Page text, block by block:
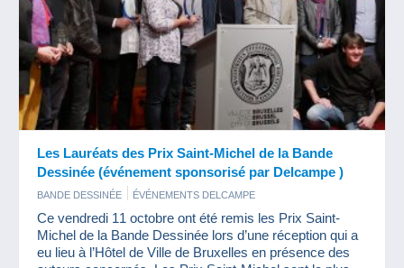
Les Lauréats des Prix Saint-Michel de la Bande
Dessinée (événement sponsorisé par Delcampe )
BANDE DESSINÉE ÉVÉNEMENTS DELCAMPE
Ce vendredi 11 octobre ont été remis les Prix Saint-
Michel de la Bande Dessinée lors d’une réception qui a
eu lieu à l’Hôtel de Ville de Bruxelles en présence des